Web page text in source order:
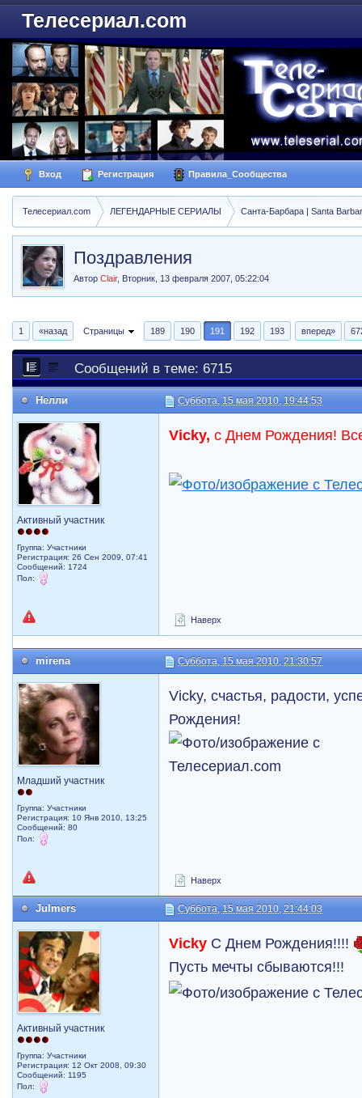
Телесериал.com
Вход Регистрация Правила_Сообщества
Телесериал.com ЛЕГЕНДАРНЫЕ СЕРИАЛЫ Санта-Барбара | Santa
Поздравления
АвторClair, Вторник, 13 февраля 2007, 05:22:04
1 «назад Страницы 189 190 191 192 193 вперед»
Сообщений в теме: 6715
Нелли Суббота, 15 мая 2010, 19:44:53
Активный участник
Группа: Участники
Регистрация: 26 Сен 2009, 07:41
Сообщений: 1724
Пол:
Vicky, с Днем Рождения!
Наверх
mirena Суббота, 15 мая 2010, 21:30:57
Младший участник
Группа: Участники
Регистрация: 10 Янв 2010, 13:25
Сообщений: 80
Пол:
Vicky, счастья, радости,
Рождения!
Наверх
Julmers Суббота, 15 мая 2010, 21:44:03
Активный участник
Группа: Участники
Регистрация: 12 Окт 2008, 09:30
Сообщений: 1195
Пол:
Vicky C Днем Рождения!!!!
Пусть мечты сбываются!!!